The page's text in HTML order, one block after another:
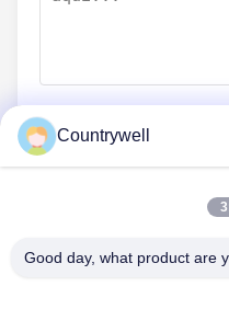
Countrywell
Good day, what product are